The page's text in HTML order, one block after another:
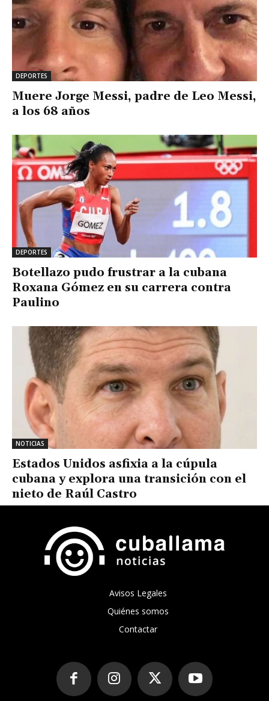
DEPORTES
Muere Jorge Messi, padre de Leo Messi,
a los 68 años
DEPORTES
Botellazo pudo frustrar a la cubana
Roxana Gómez en su carrera contra
Paulino
NOTICIAS
Estados Unidos asfixia a la cúpula
cubana y explora una transición con el
nieto de Raúl Castro
Avisos Legales
Quiénes somos
Contactar